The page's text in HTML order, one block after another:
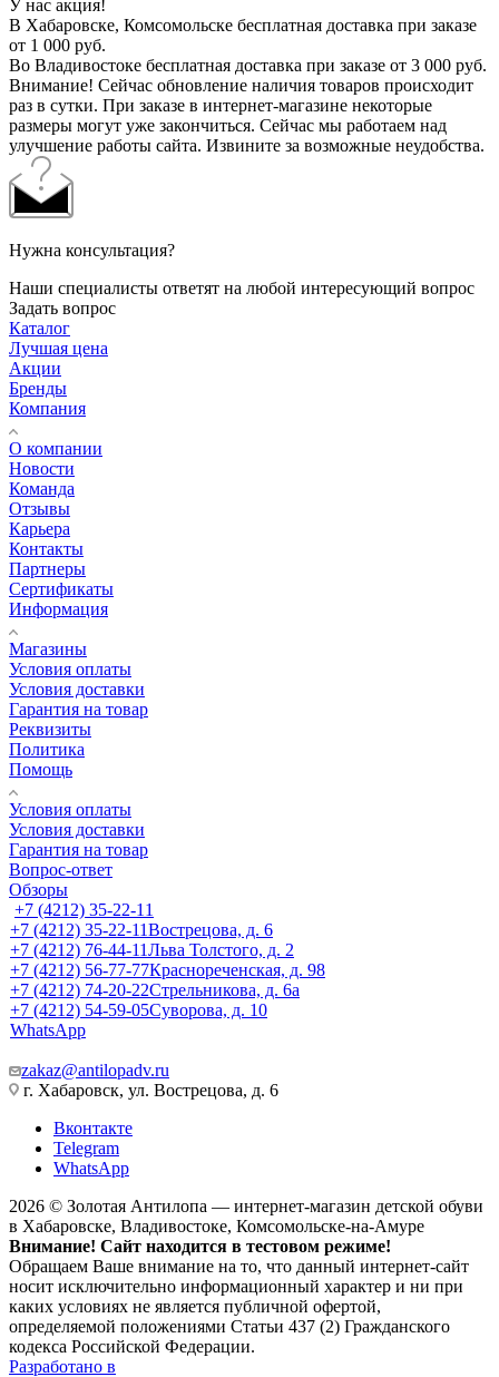
У нас акция!
В Хабаровске, Комсомольске бесплатная доставка при заказе
от 1 000 руб.
Во Владивостоке бесплатная доставка при заказе от 3 000 руб.
Внимание! Сейчас обновление наличия товаров происходит
раз в сутки. При заказе в интернет-магазине некоторые
размеры могут уже закончиться. Сейчас мы работаем над
улучшение работы сайта. Извините за возможные неудобства.
Нужна консультация?
Наши специалисты ответят на любой интересующий вопрос
Задать вопрос
Каталог
Лучшая цена
Акции
Бренды
Компания
О компании
Новости
Команда
Отзывы
Карьера
Контакты
Партнеры
Сертификаты
Информация
Магазины
Условия оплаты
Условия доставки
Гарантия на товар
Реквизиты
Политика
Помощь
Условия оплаты
Условия доставки
Гарантия на товар
Вопрос-ответ
Обзоры
+7 (4212) 35-22-11
+7 (4212) 35-22-11Вострецова, д. 6
+7 (4212) 76-44-11Льва Толстого, д. 2
+7 (4212) 56-77-77Краснореченская, д. 98
+7 (4212) 74-20-22Стрельникова, д. 6а
+7 (4212) 54-59-05Суворова, д. 10
WhatsApp
zakaz@antilopadv.ru
г. Хабаровск, ул. Вострецова, д. 6
Вконтакте
Telegram
WhatsApp
2026 © Золотая Антилопа — интернет-магазин детской обуви
в Хабаровске, Владивостоке, Комсомольске-на-Амуре
Внимание! Сайт находится в тестовом режиме!
Обращаем Ваше внимание на то, что данный интернет-сайт
носит исключительно информационный характер и ни при
каких условиях не является публичной офертой,
определяемой положениями Статьи 437 (2) Гражданского
кодекса Российской Федерации.
Разработано в